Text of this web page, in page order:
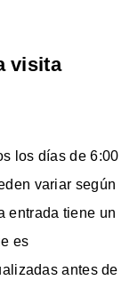
visita
los días de 6:00
variar según
entrada tiene un
es
antes de